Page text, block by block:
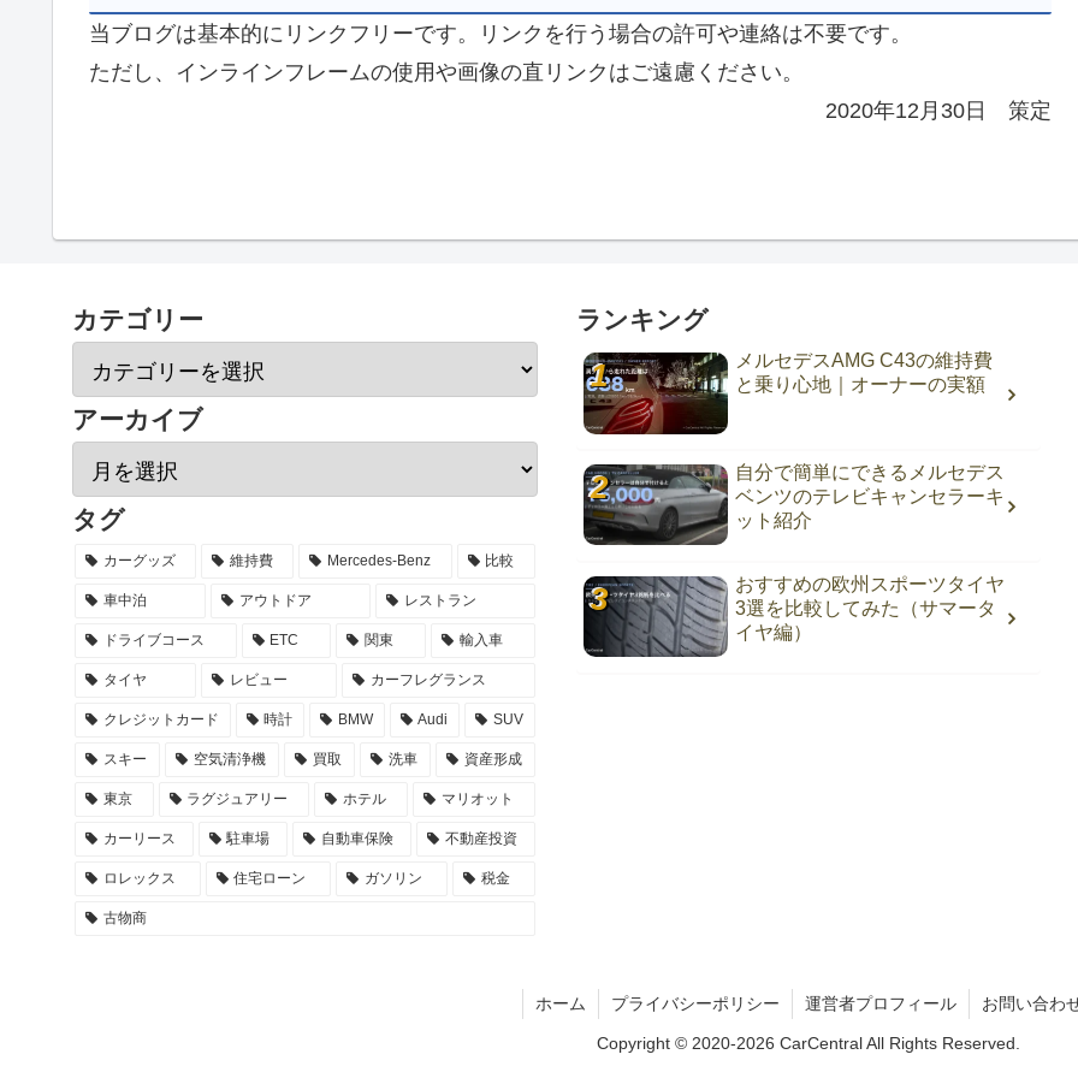
当ブログは基本的にリンクフリーです。リンクを行う場合の許可や連絡は不要です。
ただし、インラインフレームの使用や画像の直リンクはご遠慮ください。
2020年12月30日 策定
カテゴリー
アーカイブ
タグ
カーグッズ 維持費 Mercedes-Benz 比較
車中泊 アウトドア レストラン
ドライブコース ETC 関東 輸入車
タイヤ レビュー カーフレグランス
クレジットカード 時計 BMW Audi SUV
スキー 空気清浄機 買取 洗車 資産形成
東京 ラグジュアリー ホテル マリオット
カーリース 駐車場 自動車保険 不動産投資
ロレックス 住宅ローン ガソリン 税金
古物商
ランキング
メルセデスAMG C43の維持費
と乗り心地｜オーナーの実額
自分で簡単にできるメルセデス
ベンツのテレビキャンセラーキ
ット紹介
おすすめの欧州スポーツタイヤ
3選を比較してみた（サマータ
イヤ編）
ホーム プライバシーポリシー 運営者プロフィール お問い合わ
Copyright © 2020-2026 CarCentral All Rights Reserved.